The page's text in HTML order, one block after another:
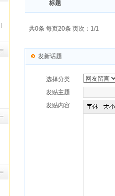
|
标题
共0条 每页20条 页次：1/1
发新话题
选择分类
发贴主题
发贴内容